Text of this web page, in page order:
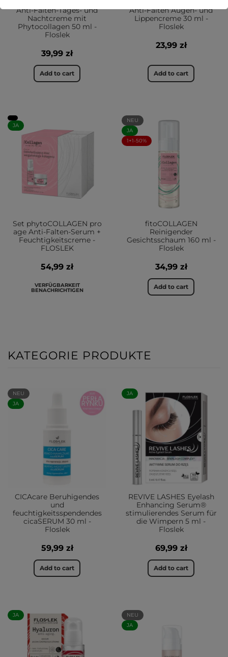
Anti-Falten-Tages- und
Nachtcreme mit
Phytocollagen 50 ml -
Floslek
39,99 zł
Add to cart
Anti-Falten Augen- und
Lippencreme 30 ml -
Floslek
23,99 zł
Add to cart
JA
Set phytoCOLLAGEN pro
age Anti-Falten-Serum +
Feuchtigkeitscreme -
FLOSLEK
54,99 zł
VERFÜGBARKEIT
BENACHRICHTIGEN
NEU
JA
1+1-50%
fitoCOLLAGEN
Reinigender
Gesichtsschaum 160 ml -
Floslek
34,99 zł
Add to cart
KATEGORIE PRODUKTE
NEU
JA
CICAcare Beruhigendes
und
feuchtigkeitsspendendes
cicaSERUM 30 ml -
Floslek
59,99 zł
Add to cart
JA
REVIVE LASHES Eyelash
Enhancing Serum®
stimulierendes Serum für
die Wimpern 5 ml -
Floslek
69,99 zł
Add to cart
JA
NEU
JA